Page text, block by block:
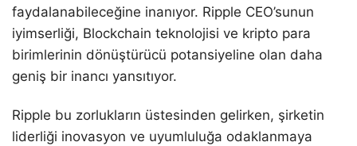
faydalanabileceğine inanıyor. Ripple CEO’sunun
iyimserliği, Blockchain teknolojisi ve kripto para
birimlerinin dönüştürücü potansiyeline olan daha
geniş bir inancı yansıtıyor.
Ripple bu zorlukların üstesinden gelirken, şirketin
liderliği inovasyon ve uyumluluğa odaklanmaya